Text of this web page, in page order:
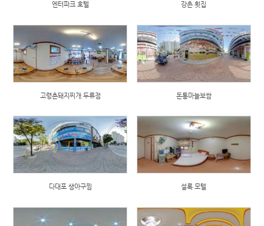
엔터파크 호텔 강촌 횟집
고령촌돼지찌개 두류점 돈통마늘보쌈
다대포 생아구찜 설록 모텔